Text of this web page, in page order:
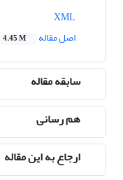
اصل مقاله
4.45 M
سابقه مقاله
هم رسانی
ارجاع به این مقاله